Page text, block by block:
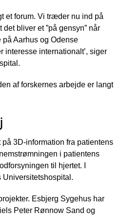
et forum. Vi træder nu ind på
bliver et ”på gensyn” når
Aarhus og Odense
interesse internationalt’, siger
af forskernes arbejde er langt
3D-information fra patientens
i patientens
til hjertet. I
Universitetshospital.
Esbjerg Sygehus har
Peter Rønnow Sand og